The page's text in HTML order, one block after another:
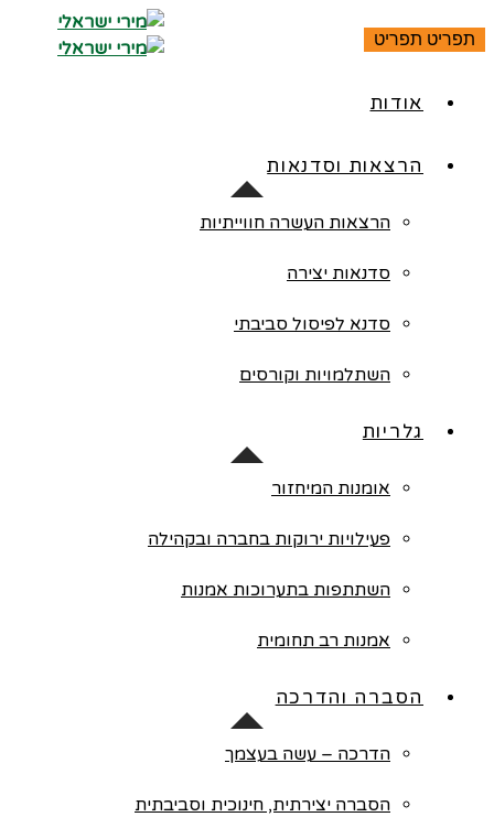
תפריט תפריט
ראשי
אודות
הרצאות וסדנאות
הרצאות העשרה חווייתיות
סדנאות יצירה
סדנא לפיסול סביבתי
השתלמויות וקורסים
גלריות
אומנות המיחזור
פעילויות ירוקות בחברה ובקהילה
השתתפות בתערוכות אמנות
אמנות רב תחומית
הסברה והדרכה
הדרכה – עשה בעצמך
הסברה יצירתית, חינוכית וסביבתית